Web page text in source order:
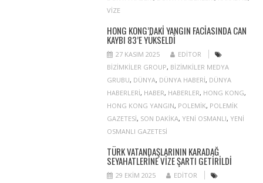
VIZE
HONG KONG’DAKI YANGIN FACIASINDA CAN
KAYBI 83’E YÜKSELDI
27 KASIM 2025
EDITOR
BIZIMKILER GROUP, BIZIMKILER MEDYA
GRUBU, DÜNYA, DÜNYA HABERI, DÜNYA
HABERLERI, HABER, HABERLER, HONG KONG,
HONG KONG YANGIN, POLEMIK, POLEMIK
GAZETESI, SON DAKIKA, YENI OSMANLI, YENI
OSMANLI GAZETESI
TÜRK VATANDAŞLARININ KARADAĞ
SEYAHATLERINE VIZE ŞARTI GETIRILDI
29 EKIM 2025
EDITOR